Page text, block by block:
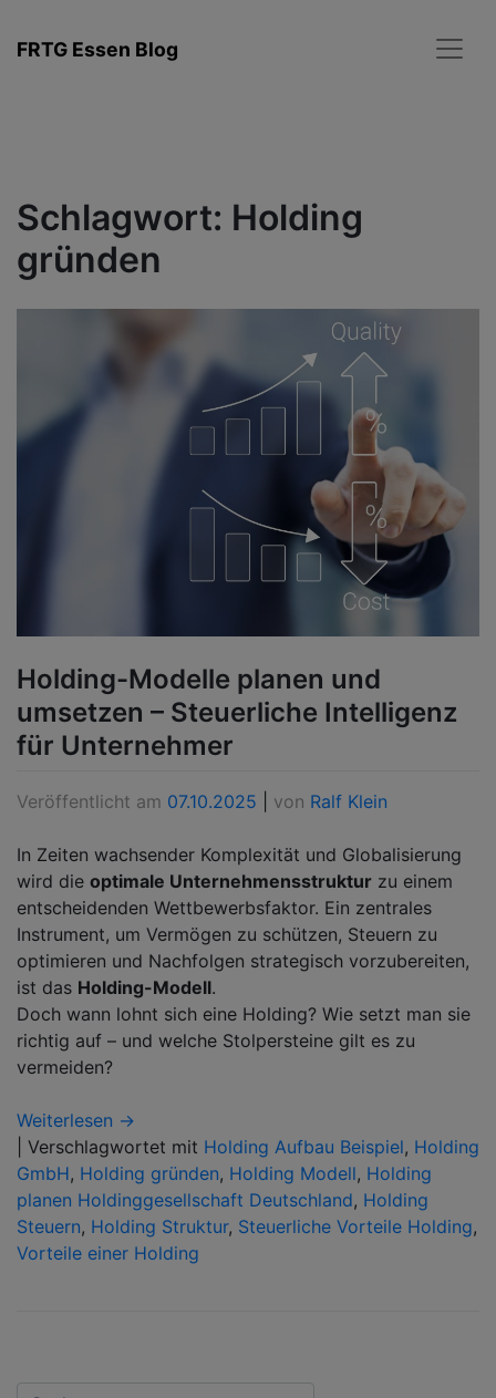
Inhalt
FRTG Essen Blog
Schlagwort: Holding
gründen
Holding-Modelle planen und
umsetzen – Steuerliche Intelligenz
für Unternehmer
Veröffentlicht am 07.10.2025 von Ralf Klein
In Zeiten wachsender Komplexität und Globalisierung
wird die optimale Unternehmensstruktur zu einem
entscheidenden Wettbewerbsfaktor. Ein zentrales
Instrument, um Vermögen zu schützen, Steuern zu
optimieren und Nachfolgen strategisch vorzubereiten,
ist das Holding-Modell.
Doch wann lohnt sich eine Holding? Wie setzt man sie
richtig auf – und welche Stolpersteine gilt es zu
vermeiden?
Weiterlesen →
Verschlagwortet mit Holding Aufbau Beispiel, Holding
GmbH, Holding gründen, Holding Modell, Holding
planen Holdinggesellschaft Deutschland, Holding
Steuern, Holding Struktur, Steuerliche Vorteile Holding,
Vorteile einer Holding